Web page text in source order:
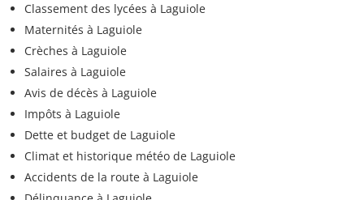
Classement des lycées à Laguiole
Maternités à Laguiole
Crèches à Laguiole
Salaires à Laguiole
Avis de décès à Laguiole
Impôts à Laguiole
Dette et budget de Laguiole
Climat et historique météo de Laguiole
Accidents de la route à Laguiole